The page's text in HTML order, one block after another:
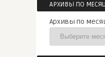
АРХИВЫ ПО
Архивы по